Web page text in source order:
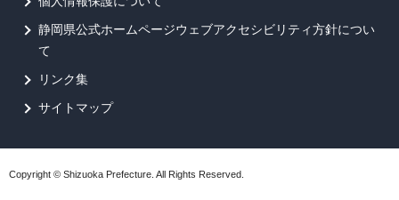
静岡県公式ホームページウェブアクセシビリティ方針につい
て
リンク集
サイトマップ
Copyright © Shizuoka Prefecture. All Rights Reserved.